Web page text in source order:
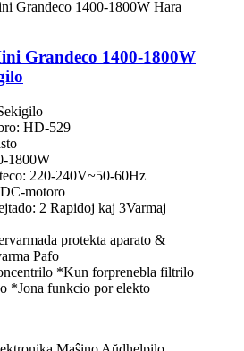
Grandeco 1400-1800W
HD-529
1800W
220-240V~50-60Hz
motoro
2 Rapidoj kaj 3Varmaj
protekta aparato &
Pafo
*Kun forprenebla filtrilo
*Jona funkcio por elekto